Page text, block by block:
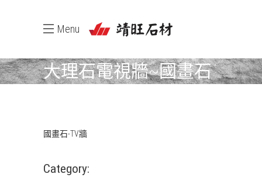
Menu
大理石電視牆~國畫石
國畫石-TV牆
Category: